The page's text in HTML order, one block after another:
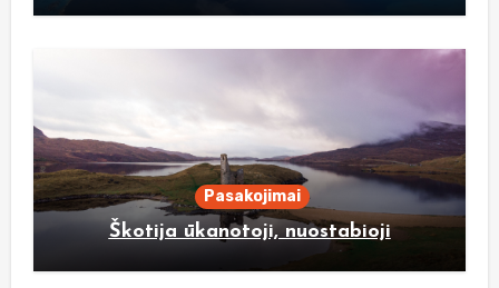
Pasakojimai
Škotija ūkanotoji, nuostabioji